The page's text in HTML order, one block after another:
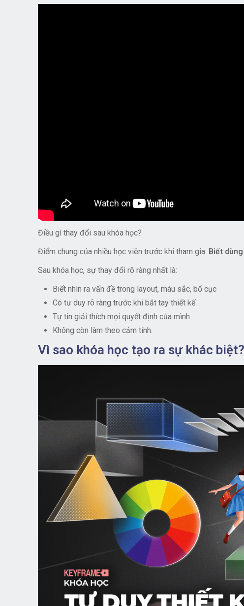
Điều gì thay đổi sau khóa học?
Điểm chung của nhiều học viên trước khi tham gia: Biết
Sau khóa học, sự thay đổi rõ ràng nhất là:
Biết nhìn ra vấn đề trong layout, màu sắc, bố cục
Có tư duy rõ ràng trước khi bắt tay thiết kế
Tự tin giải thích mọi quyết định của mình
Không còn làm theo cảm tính.
Vì sao khóa học tạo ra sự khác biệt?